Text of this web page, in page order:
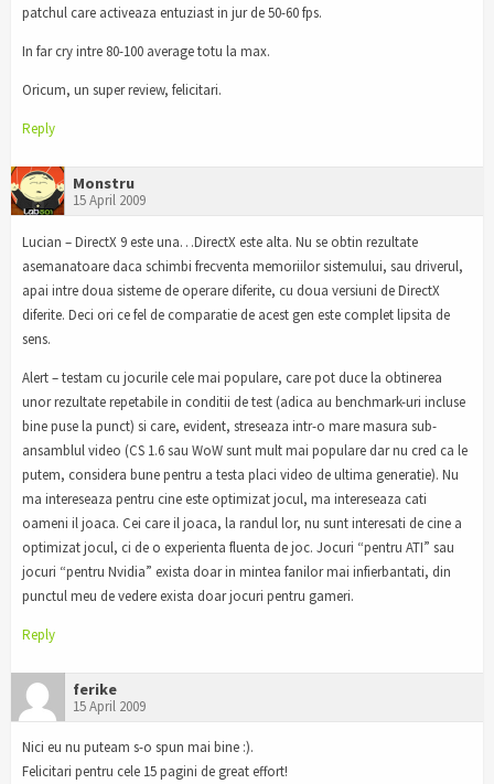
patchul care activeaza entuziast in jur de 50-60 fps.
In far cry intre 80-100 average totu la max.
Oricum, un super review, felicitari.
Reply
Monstru
15 April 2009
Lucian – DirectX 9 este una…DirectX este alta. Nu se obtin rezultate
asemanatoare daca schimbi frecventa memoriilor sistemului, sau driverul,
apai intre doua sisteme de operare diferite, cu doua versiuni de DirectX
diferite. Deci ori ce fel de comparatie de acest gen este complet lipsita de
sens.
Alert – testam cu jocurile cele mai populare, care pot duce la obtinerea
unor rezultate repetabile in conditii de test (adica au benchmark-uri incluse
bine puse la punct) si care, evident, streseaza intr-o mare masura sub-
ansamblul video (CS 1.6 sau WoW sunt mult mai populare dar nu cred ca le
putem, considera bune pentru a testa placi video de ultima generatie). Nu
ma intereseaza pentru cine este optimizat jocul, ma intereseaza cati
oameni il joaca. Cei care il joaca, la randul lor, nu sunt interesati de cine a
optimizat jocul, ci de o experienta fluenta de joc. Jocuri “pentru ATI” sau
jocuri “pentru Nvidia” exista doar in mintea fanilor mai infierbantati, din
punctul meu de vedere exista doar jocuri pentru gameri.
Reply
ferike
15 April 2009
Nici eu nu puteam s-o spun mai bine :).
Felicitari pentru cele 15 pagini de great effort!